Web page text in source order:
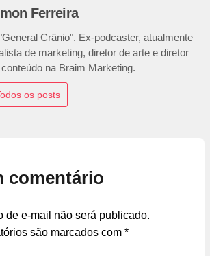
Ferreira
Crânio". Ex-podcaster, atualmente
de marketing, diretor de arte e diretor
na Braim Marketing.
os posts
comentário
de e-mail não será publicado.
são marcados com *